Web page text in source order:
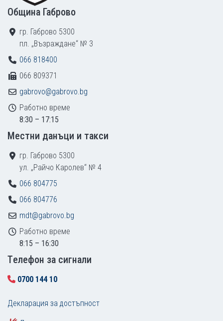
Община Габрово
гр. Габрово 5300
пл. „Възраждане“ № 3
066 818400
066 809371
gabrovo@gabrovo.bg
Работно време
8:30 – 17:15
Местни данъци и такси
гр. Габрово 5300
ул. „Райчо Каролев“ № 4
066 804775
066 804776
mdt@gabrovo.bg
Работно време
8:15 – 16:30
Tелефон за сигнали
0700 144 10
Декларация за достъпност